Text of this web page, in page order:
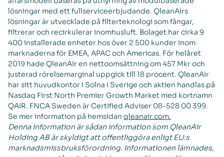
lösningar med ett fullserviceerbjudande. QleanAirs
lösningar är utvecklade på filterteknologi som fångar,
filtrerar och recirkulerar inomhusluft. Bolaget har cirka 9
400 installerade enheter hos över 2 500 kunder inom
marknaderna för EMEA, APAC och Americas. För helåret
2019 hade QleanAir en nettoomsättning om 457 Mkr och
justerad rörelsemarginal uppgick till 18 procent. QleanAir
har sitt huvudkontor i Solna i Sverige och aktien handlas på
Nasdaq First North Premier Growth Market med kortnamn
QAIR. FNCA Sweden är Certified Adviser 08-528 00 399.
Se mer information på hemsidan qleanair.com.
Denna information är sådan information som QleanAir
Holding AB är skyldigt att offentliggöra enligt EU:s
marknadsmissbruksförordning. Informationen lämnades,